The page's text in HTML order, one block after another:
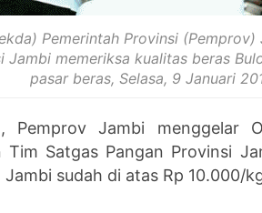
Pemerintah Provinsi
Jambi memeriksa kualitas beras
pasar beras, Selasa, 9 Januari
Pemprov Jambi menggelar
Tim Satgas Pangan Provinsi
sudah di atas Rp 10.000/